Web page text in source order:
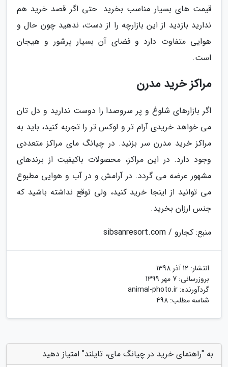
قیمت های بسیار مناسب بخرید. حتی اگر قصد خرید هم
ندارید بازدید از این بازارچه را از دست، ندهید چون حال و
هوایی متفاوت دارد و فضای آن بسیار پرشور و هیجان
است.
مراکز خرید مدرن
اگر بازارهای شلوغ و پر سروصدا را دوست ندارید و دل تان
می خواهد خریدی آرام تر و لوکس تر را تجربه کنید، باید به
مراکز خرید مدرن سر بزنید. در چیانگ مای مراکز متعددی
وجود دارد. در این مراکز، محصولات باکیفیت از برندهای
مشهور عرضه می گردد. در آرامش و در آب و هوایی مطبوع
می توانید از اینجا خرید کنید، ولی توقع نداشته باشید که
جنس ارزان بخرید.
منبع: کجارو / sibsanresort.com
انتشار: 12 آذر 1398
بروزرسانی: 7 مهر 1399
گردآورنده: animal-photo.ir
شناسه مطلب: 498
به "راهنمای خرید در چیانگ مای، تایلند" امتیاز دهید